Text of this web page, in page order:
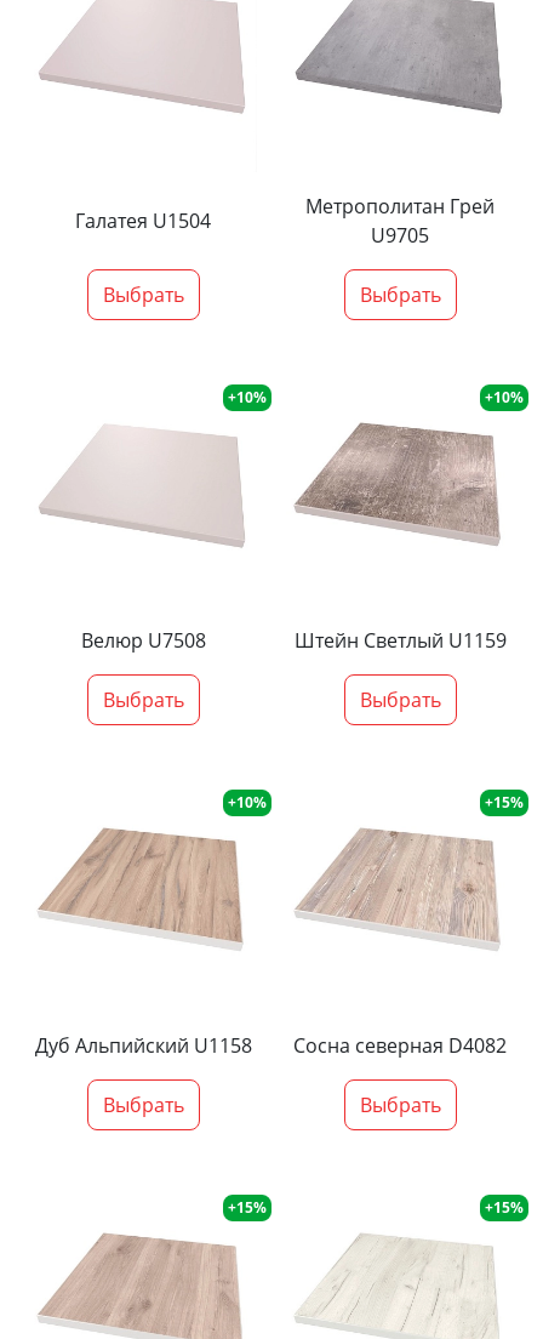
Галатея U1504
Выбрать
Метрополитан Грей
U9705
Выбрать
+10%
Велюр U7508
Выбрать
+10%
Штейн Светлый U1159
Выбрать
+10%
Дуб Альпийский U1158
Выбрать
+15%
Сосна северная D4082
Выбрать
+15% +15%